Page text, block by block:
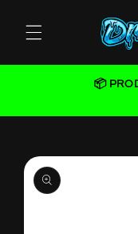
content
📦
Skip to
product
information